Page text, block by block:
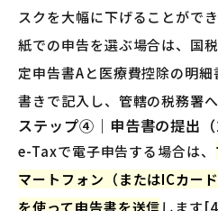
スクを大幅に下げることができ
紙での申告を選ぶ場合は、国
定申告書Aと医療費控除の明
書きで記入し、管轄の税務署
ステップ④｜申告書の提出（
e-Taxで電子申告する場合は、
マートフォン（またはICカー